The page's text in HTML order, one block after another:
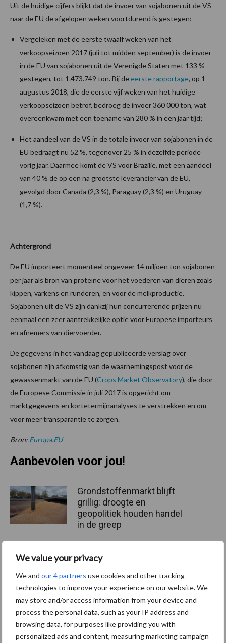
We value your privacy
We and our 4 partners use cookies and other tracking
technologies to improve your experience on our website. We
may store and/or access information from your device and
process the personal data, such as your IP address and
browsing data, for purposes like providing you with
personalized ads and content, measuring marketing campaign
Uit de huidige cijfers blijkt dat de invoer van sojabonen uit de VS
naar de EU de afgelopen weken voortdurend is gestegen:
Vergeleken met de eerste twaalf weken van het
verkoopseizoen 2017 (juli tot midden september) is de invoer
in de EU van sojabonen uit de Verenigde Staten met 133 %
gestegen, tot 1.473.749 ton. Bij deeerste rapportage, op 1
augustus 2018, die de eerste vijf weken van het huidige
verkoopseizoen betrof, bedroeg de invoer 360 000 ton, wat
overeenkwam met een toename van 280 % in een jaar tijd;
Het aandeel van de VS in de totale invoer van sojabonen in de
EU bedraagt nu 52 %, tegenover 25 % in dezelfde periode
vorig jaar. Daarmee komt de VS voor Brazilië, met een aandeel
van 40 % de op een na grootste leverancier van de EU,
gevolgd door Canada (2,3 %), Paraguay (2,3 %) en Uruguay
(1,7 %).
Achtergrond
De EU importeert momenteel ongeveer 14 miljoen ton sojabonen
per jaar als bron van proteïne voor het voederen van dieren zoals
kippen, varkens en runderen, en voor de melkproductie.
Sojabonen uit de VS zijn dankzij hun concurrerende prijzen nu
eenmaal een zeer aantrekkelijke optie voor Europese importeurs
en afnemers van diervoerder.
De gegevens in het vandaag gepubliceerde verslag over
sojabonen zijn afkomstig van de waarnemingspost voor de
gewassenmarkt van de EU (Crops Market Observatory), die door
de Europese Commissie in juli 2017 is opgericht om
marktgegevens en kortetermijnanalyses te verstrekken en om
voor meer transparantie te zorgen.
Bron: Europa.EU
Aanbevolen voor jou!
Grondstoffenmarkt blijft
grillig: droogte en
geopolitiek houden handel
in de greep
De speenhuid: een vaak
voor mastitis
ForFarmers ziet volume en
marktaandeel groeien in